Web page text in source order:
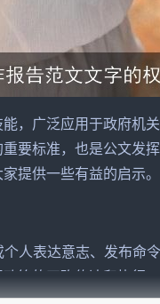
，广泛应用于政府机
要标准，也是公文发
提供一些有益的启示。
人表达意志、发布命
策的正确传达和执行。